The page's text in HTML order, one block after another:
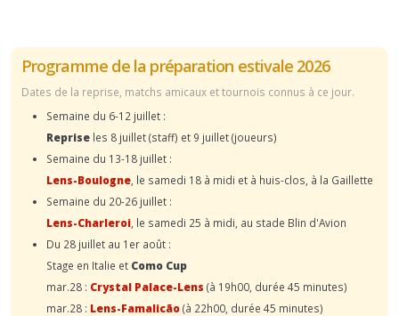
Programme de la préparation estivale 2026
Dates de la reprise, matchs amicaux et tournois connus à ce jour.
Semaine du 6-12 juillet :
Reprise les 8 juillet (staff) et 9 juillet (joueurs)
Semaine du 13-18 juillet :
Lens-Boulogne , le samedi 18 à midi et à huis-clos, à la Gaillette
Semaine du 20-26 juillet :
Lens-Charleroi , le samedi 25 à midi, au stade Blin d'Avion
Du 28 juillet au 1er août :
Stage en Italie et Como Cup
mar.28 : Crystal Palace-Lens (à 19h00, durée 45 minutes)
mar.28 : Lens-Famalicão(à 22h00, durée 45 minutes)